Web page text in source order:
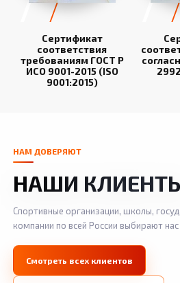
Сертификат
соответствия
требованиям ГОСТ Р
ИСО 9001-2015 (ISO
9001:2015)
НАМ ДОВЕРЯЮТ
НАШИ
Спортивные организации, школы,
компании по всей России выбирают
Смотреть всех клиентов